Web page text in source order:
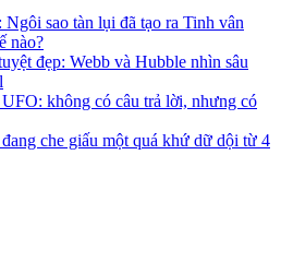
sao tàn lụi đã tạo ra Tinh vân
nào?
đẹp: Webb và Hubble nhìn sâu
không có câu trả lời, nhưng có
che giấu một quá khứ dữ dội từ 4